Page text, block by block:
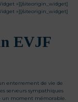
»][/siteorigin_widget]
»][/siteorigin_widget]
EVJF
enterrement de vie de
serveurs sympathiques
un moment mémorable.